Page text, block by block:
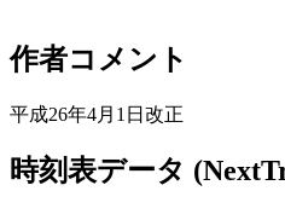
作者コメント
平成26年4月1日改正
時刻表データ